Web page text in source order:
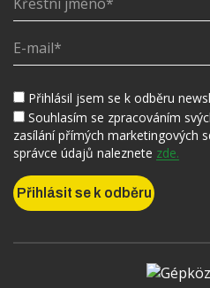
Přihlásil jsem se k odběru
Souhlasím se zpracováním
zasílání přímých marketingových
správce údajů naleznete zde.